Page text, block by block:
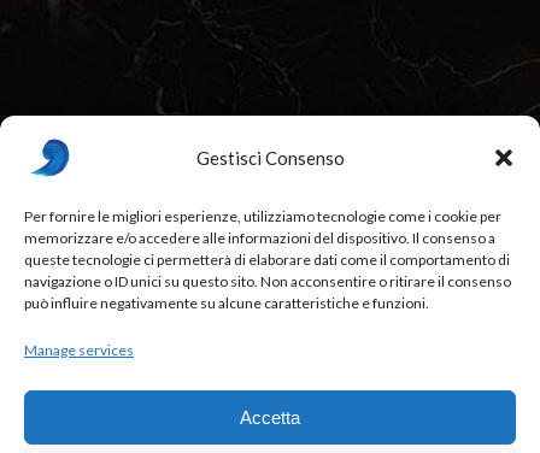
Gestisci Consenso
Per fornire le migliori esperienze, utilizziamo tecnologie come i cookie per
memorizzare e/o accedere alle informazioni del dispositivo. Il consenso a
queste tecnologie ci permetterà di elaborare dati come il comportamento di
navigazione o ID unici su questo sito. Non acconsentire o ritirare il consenso
può influire negativamente su alcune caratteristiche e funzioni.
Manage services
Accetta
Beurré Restaurant & Fine Dining, Bordeaux, France
88841 - Italy,012 34 567,beurre@example.com